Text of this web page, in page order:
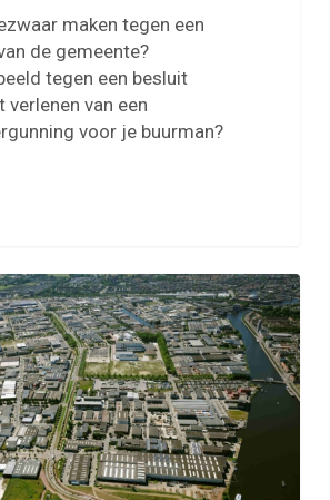
maken tegen een
de gemeente?
tegen een besluit
verlenen van een
voor je buurman?